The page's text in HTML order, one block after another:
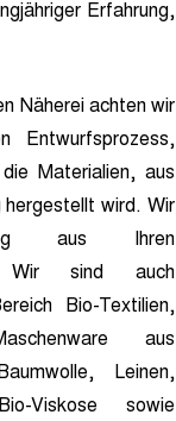
Erfahrung,
Näherei achten wir
Entwurfsprozess,
Materialien, aus
hergestellt wird. Wir
aus Ihren
Wir sind auch
Bio-Textilien,
aus
Leinen,
Viskose sowie